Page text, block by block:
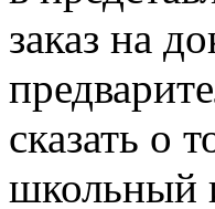
заказ на
сказать о
школьный